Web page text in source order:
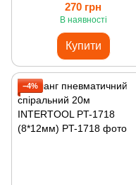
270 грн
В наявності
Купити
−4%